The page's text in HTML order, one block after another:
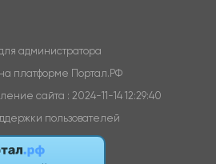
администратора
платформе Портал.РФ
сайта : 2024-11-14 12:29:40
пользователей